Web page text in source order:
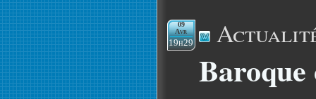
09
Avr
19h29